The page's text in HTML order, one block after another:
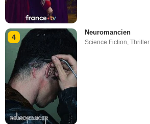
4
Neuromancien
Science Fiction,Thriller